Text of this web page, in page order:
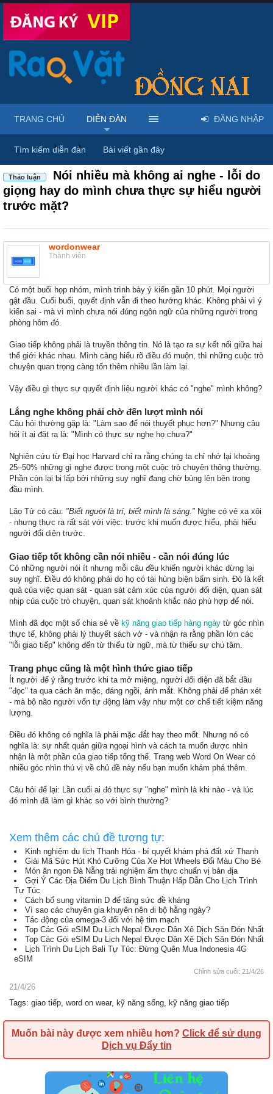
Diễn đàn ... Thảo luận chung & chia sẻ kinh nghiệm
Thảo luận
Nói nhiều mà không ai nghe - lỗi do
giọng hay do mình chưa thực sự hiểu người
trước mặt?
wordonwear
Thành viên
Có một buổi họp nhóm, mình trình bày ý kiến gần 10 phút. Mọi người
gật đầu. Cuối buổi, quyết định vẫn đi theo hướng khác. Không phải vì ý
kiến sai - mà vì mình chưa nói đúng ngôn ngữ của những người trong
phòng hôm đó.
Giao tiếp không phải là truyền thông tin. Nó là tạo ra sự kết nối giữa hai
thế giới khác nhau. Mình càng hiểu rõ điều đó muộn, thì những cuộc trò
chuyện quan trọng càng tốn thêm nhiều lần làm lại.
Vậy điều gì thực sự quyết định liệu người khác có "nghe" mình không?
Lắng nghe không phải chờ đến lượt mình nói
Câu hỏi thường gặp là: "Làm sao để nói thuyết phục hơn?" Nhưng câu
hỏi ít ai đặt ra là: "Mình có thực sự nghe họ chưa?"
Nghiên cứu từ Đại học Harvard chỉ ra rằng chúng ta chỉ nhớ lại khoảng
25–50% những gì nghe được trong một cuộc trò chuyện thông thường.
Phần còn lại bị lấp bởi những suy nghĩ đang chờ bùng lên bên trong
đầu mình.
Lão Tử có câu: "Biết người là trí, biết mình là sáng." Nghe có vẻ xa xôi
- nhưng thực ra rất sát với việc: trước khi muốn được hiểu, phải hiểu
người đối diện trước.
Giao tiếp tốt không cần nói nhiều - cần nói đúng lúc
Có những người nói ít nhưng mỗi câu đều khiến người khác dừng lại
suy nghĩ. Điều đó không phải do họ có tài hùng biện bẩm sinh. Đó là kết
quả của việc quan sát - quan sát cảm xúc của người đối diện, quan sát
nhịp của cuộc trò chuyện, quan sát khoảnh khắc nào phù hợp để nói.
Mình đã đọc một số chia sẻ về kỹ năng giao tiếp hàng ngày từ góc nhìn
thực tế, không phải lý thuyết sách vở - và nhận ra rằng phần lớn các
"lỗi giao tiếp" không đến từ thiếu từ ngữ, mà từ thiếu sự chú tâm.
Trang phục cũng là một hình thức giao tiếp
Ít người để ý rằng trước khi ta mở miệng, người đối diện đã bắt đầu
"đọc" ta qua cách ăn mặc, dáng ngồi, ánh mắt. Không phải để phán xét
- mà bộ não người vốn tự động làm vậy như một cơ chế tiết kiệm năng
lượng.
Điều đó không có nghĩa là phải mặc đắt hay theo mốt. Nhưng nó có
nghĩa là: sự nhất quán giữa ngoại hình và cách ta muốn được nhìn
nhận là một phần của giao tiếp tổng thể. Trang web Word On Wear có
nhiều góc nhìn thú vị về chủ đề này nếu bạn muốn khám phá thêm.
Câu hỏi để lại: Lần cuối ai đó thực sự "nghe" mình là khi nào - và lúc
đó mình đã làm gì khác so với bình thường?
Xem thêm các chủ đề tương tự:
Kinh nghiệm du lịch Thanh Hóa - bí quyết khám phá đất xứ Thanh
Giải Mã Sức Hút Khó Cưỡng Của Xe Hot Wheels Đổi Màu Cho Bé
Món ăn ngon Đà Nẵng trải nghiệm ẩm thực chuẩn vị bản địa
Gợi Ý Các Địa Điểm Du Lịch Bình Thuận Hấp Dẫn Cho Lịch Trình
Tự Túc
Cách bổ sung vitamin D để tăng sức đề kháng
Vì sao các chuyên gia khuyên nên đi bộ hằng ngày?
Tác động của omega-3 đối với hệ tim mạch
Top Các Gói eSIM Du Lịch Nepal Được Dân Xê Dịch Săn Đón Nhất
Top Các Gói eSIM Du Lịch Nepal Được Dân Xê Dịch Săn Đón Nhất
Lịch Trình Du Lịch Bali Tự Túc: Đừng Quên Mua Indonesia 4G
eSIM
Chỉnh sửa cuối: 21/4/26
21/4/26
Tags: giao tiếp, word on wear, kỹ năng sống, kỹ năng giao tiếp
Muốn bài này được xem nhiều hơn? Click để sử dụng
Dịch vụ Đẩy tin
TRANG CHỦ DIỄN ĐÀN
Tìm kiếm diễn đàn Bài viết gần đây
ĐĂNG NHẬP